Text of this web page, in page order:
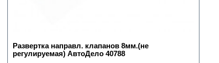
Развертка направл. клапанов 8мм.(не
регулируемая) АвтоДело 40788